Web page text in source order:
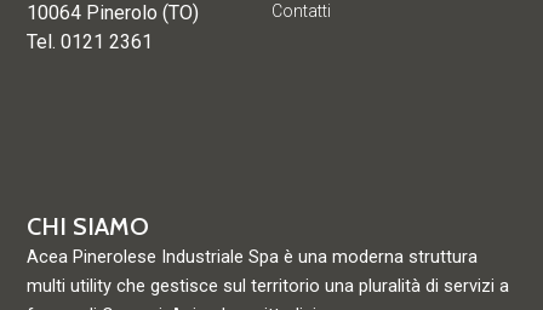
CHI SIAMO
Acea Pinerolese Industriale Spa è una moderna struttura
multi utility che gestisce sul territorio una pluralità di servizi a
Contatti
10064 Pinerolo (TO)
Tel. 0121 2361